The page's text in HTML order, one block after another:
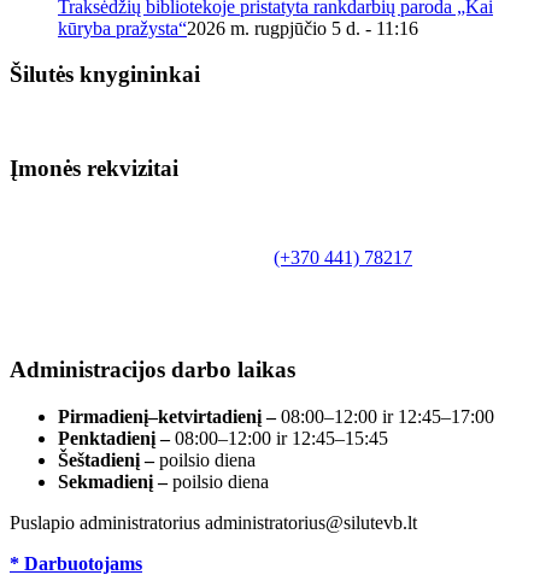
Traksėdžių bibliotekoje pristatyta rankdarbių paroda „Kai
kūryba pražysta“2026 m. rugpjūčio 5 d. - 11:16
Šilutės knygininkai
Įmonės rekvizitai
(+370 441) 78217
Administracijos darbo laikas
Pirmadienį–ketvirtadienį –08:00–12:00 ir 12:45–17:00
Penktadienį –08:00–12:00 ir 12:45–15:45
Šeštadienį –poilsio diena
Sekmadienį –poilsio diena
Puslapio administratorius administratorius@silutevb.lt
* Darbuotojams